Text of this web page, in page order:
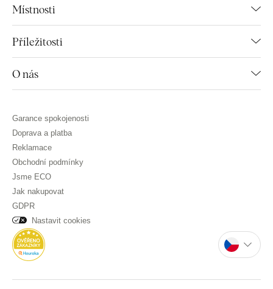
Místnosti
Příležitosti
O nás
Garance spokojenosti
Doprava a platba
Reklamace
Obchodní podmínky
Jsme ECO
Jak nakupovat
GDPR
Nastavit cookies